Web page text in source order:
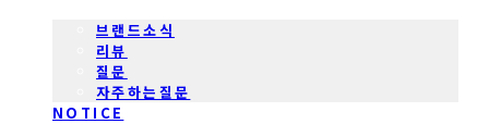
브랜드소식
리뷰
질문
자주하는질문
NOTICE